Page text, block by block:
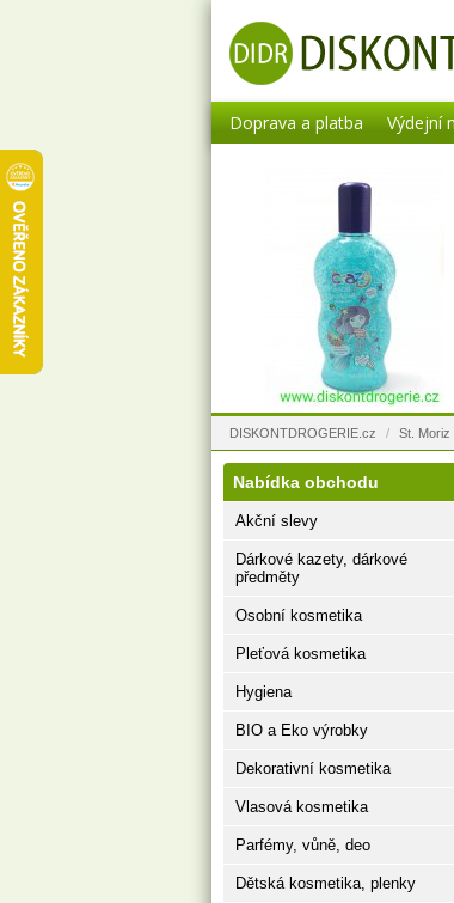
Doprava a platba Výdejní
DISKONTDROGERIE.cz / St. Moriz
Nabídka obchodu
Akční slevy
Dárkové kazety, dárkové
předměty
Osobní kosmetika
Pleťová kosmetika
Hygiena
BIO a Eko výrobky
Dekorativní kosmetika
Vlasová kosmetika
Parfémy, vůně, deo
Dětská kosmetika, plenky